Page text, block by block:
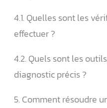
4.1. Quelles sont les
effectuer ?
4.2. Quels sont les
diagnostic précis ?
5. Comment résoudre